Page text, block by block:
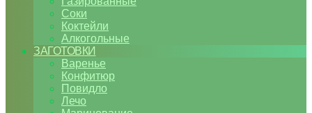
Соки
Коктейли
Алкогольные
ЗАГОТОВКИ
Варенье
Конфитюр
Повидло
Лечо